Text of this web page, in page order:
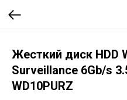
Жесткий диск HDD
Surveillance 6Gb/s
WD10PURZ